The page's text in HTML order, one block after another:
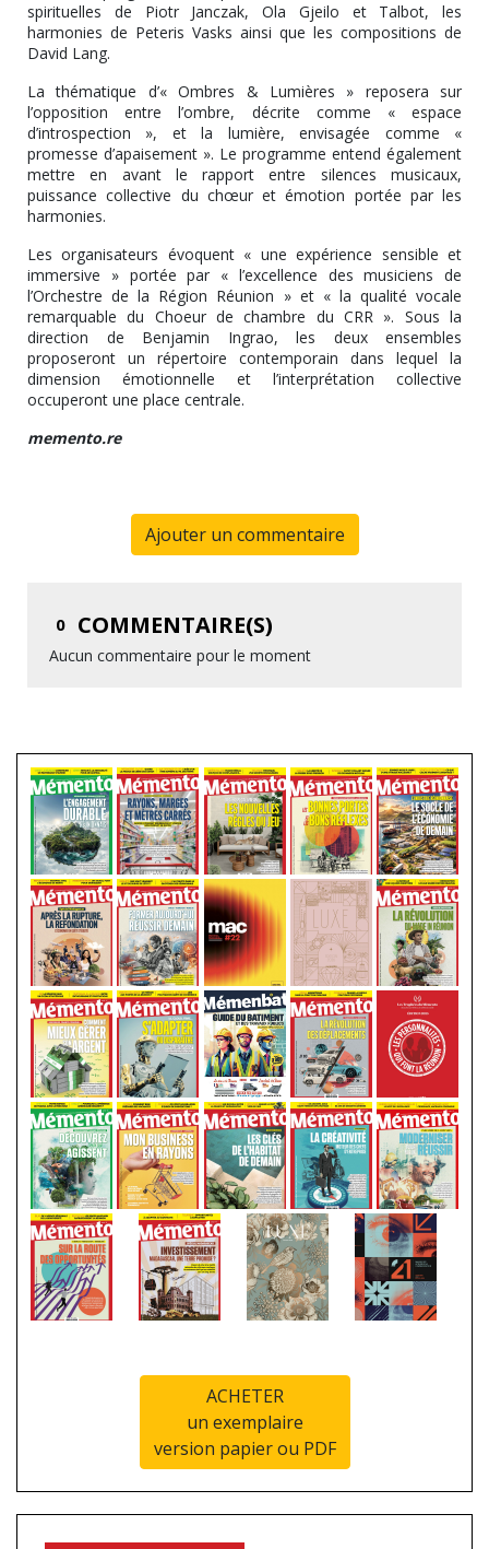
spirituelles de Piotr Janczak, Ola Gjeilo et Talbot, les
harmonies de Peteris Vasks ainsi que les compositions de
David Lang.
La thématique d’« Ombres & Lumières » reposera sur
l’opposition entre l’ombre, décrite comme « espace
d’introspection », et la lumière, envisagée comme «
promesse d’apaisement ». Le programme entend également
mettre en avant le rapport entre silences musicaux,
puissance collective du chœur et émotion portée par les
harmonies.
Les organisateurs évoquent « une expérience sensible et
immersive » portée par « l’excellence des musiciens de
l’Orchestre de la Région Réunion » et « la qualité vocale
remarquable du Choeur de chambre du CRR ». Sous la
direction de Benjamin Ingrao, les deux ensembles
proposeront un répertoire contemporain dans lequel la
dimension émotionnelle et l’interprétation collective
occuperont une place centrale.
memento.re
Ajouter un commentaire
0 COMMENTAIRE(S)
Aucun commentaire pour le moment
ACHETER
un exemplaire
version papier ou PDF